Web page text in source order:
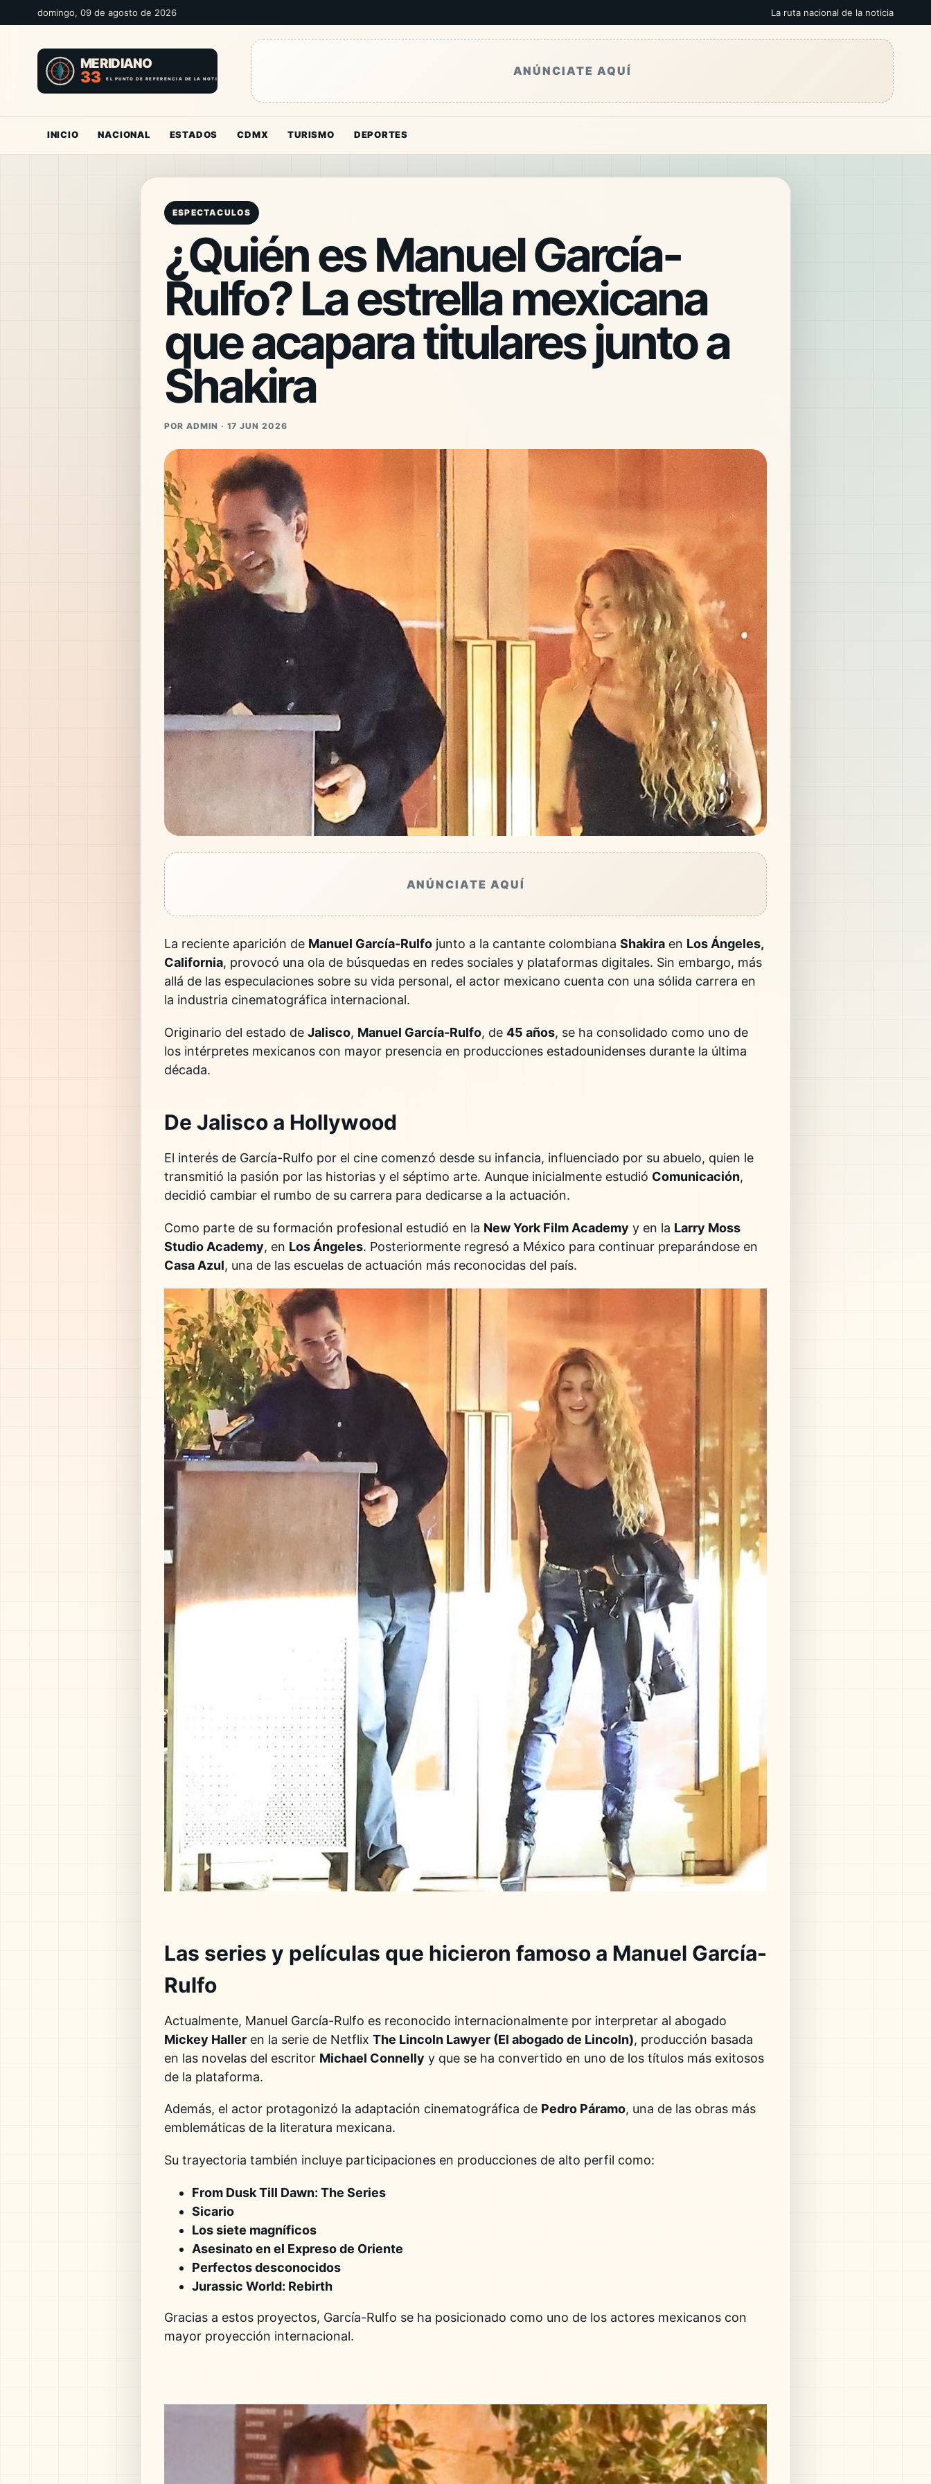
domingo, 09 de agosto de 2026 La ruta nacional de la noticia
ANÚNCIATE AQUÍ
INICIO NACIONAL ESTADOS CDMX TURISMO DEPORTES
ESPECTACULOS
¿Quién es Manuel García-
Rulfo? La estrella mexicana
que acapara titulares junto a
Shakira
POR ADMIN · 17 JUN 2026
ANÚNCIATE AQUÍ
La reciente aparición de Manuel García-Rulfo junto a la cantante colombiana Shakira en Los Ángeles,
California, provocó una ola de búsquedas en redes sociales y plataformas digitales. Sin embargo, más
allá de las especulaciones sobre su vida personal, el actor mexicano cuenta con una sólida carrera en
la industria cinematográfica internacional.
Originario del estado de Jalisco, Manuel García-Rulfo, de 45 años, se ha consolidado como uno de
los intérpretes mexicanos con mayor presencia en producciones estadounidenses durante la última
década.
De Jalisco a Hollywood
El interés de García-Rulfo por el cine comenzó desde su infancia, influenciado por su abuelo, quien le
transmitió la pasión por las historias y el séptimo arte. Aunque inicialmente estudió Comunicación,
decidió cambiar el rumbo de su carrera para dedicarse a la actuación.
Como parte de su formación profesional estudió en la New York Film Academy y en la Larry Moss
Studio Academy, en Los Ángeles. Posteriormente regresó a México para continuar preparándose en
Casa Azul, una de las escuelas de actuación más reconocidas del país.
Las series y películas que hicieron famoso a Manuel García-
Rulfo
Actualmente, Manuel García-Rulfo es reconocido internacionalmente por interpretar al abogado
Mickey Haller en la serie de Netflix The Lincoln Lawyer (El abogado de Lincoln), producción basada
en las novelas del escritor Michael Connelly y que se ha convertido en uno de los títulos más exitosos
de la plataforma.
Además, el actor protagonizó la adaptación cinematográfica de Pedro Páramo, una de las obras más
emblemáticas de la literatura mexicana.
Su trayectoria también incluye participaciones en producciones de alto perfil como:
From Dusk Till Dawn: The Series
Sicario
Los siete magníficos
Asesinato en el Expreso de Oriente
Perfectos desconocidos
Jurassic World: Rebirth
Gracias a estos proyectos, García-Rulfo se ha posicionado como uno de los actores mexicanos con
mayor proyección internacional.